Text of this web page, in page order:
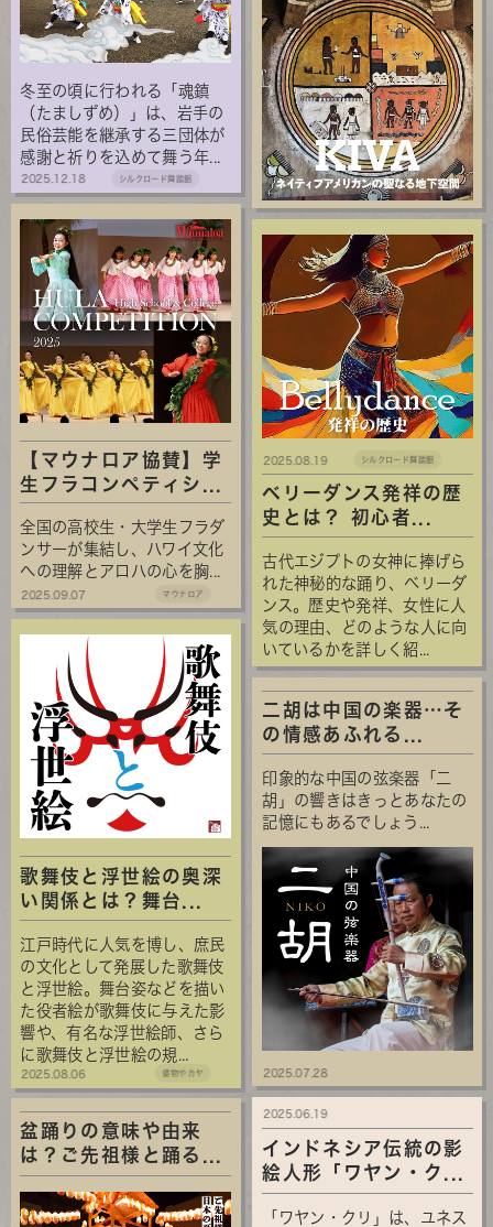
冬至の頃に行われる「魂鎮
（たましずめ）」は、岩手の
民俗芸能を継承する三団体が
感謝と祈りを込めて舞う年...
2025.12.18 シルクロード舞踏館
【マウナロア協賛】学
生フラコンペティシ...
全国の高校生・大学生フラダ
ンサーが集結し、ハワイ文化
への理解とアロハの心を胸...
2025.09.07 マウナロア
ベリーダンス発祥の歴
史とは？ 初心者...
古代エジプトの女神に捧げら
れた神秘的な踊り、ベリーダ
ンス。歴史や発祥、女性に人
気の理由、どのような人に向
いているかを詳しく紹...
2025.08.19 シルクロード舞踏館
歌舞伎と浮世絵の奥深
い関係とは？舞台...
江戸時代に人気を博し、庶民
の文化として発展した歌舞伎
と浮世絵。舞台姿などを描い
た役者絵が歌舞伎に与えた影
響や、有名な浮世絵師、さら
に歌舞伎と浮世絵の規...
2025.08.06 倭物やカヤ
二胡は中国の楽器…そ
の情感あふれる...
印象的な中国の弦楽器「二
胡」の響きはきっとあなたの
記憶にもあるでしょう...
2025.07.28
盆踊りの意味や由来
は？ご先祖様と踊る...
インドネシア伝統の影
絵人形「ワヤン・ク...
「ワヤン・クリ」は、ユネス
2025.06.19